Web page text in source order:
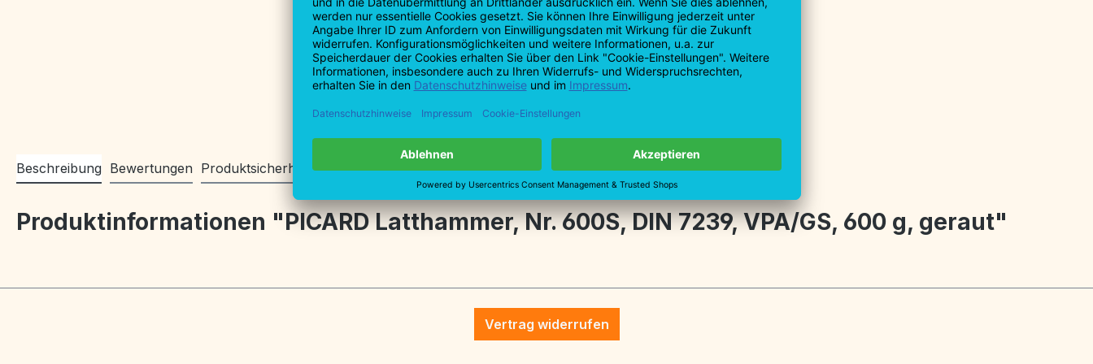
T: +49 7161 99930-0
F: +49 7161 99930-40
info@profibau.de
Beschreibung Bewertungen Produktsicherheitsinformationen
Produktinformationen "PICARD Latthammer, Nr. 600S, DIN 7239, VPA/GS, 600 g, geraut"
Vertrag widerrufen